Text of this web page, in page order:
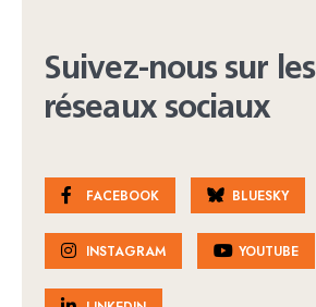
Suivez-nous sur les
réseaux sociaux
FACEBOOK BLUESKY
INSTAGRAM YOUTUBE